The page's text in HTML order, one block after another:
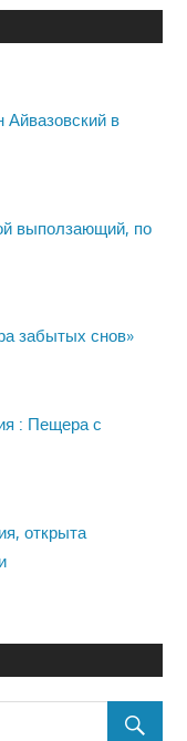
в
выползающий, по
забытых снов»
: Пещера с
открыта